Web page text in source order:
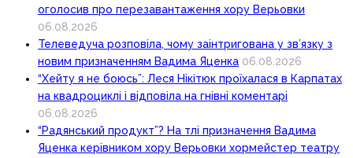
оголосив про перезавантаження хору Верьовки
06.08.2026
Телеведуча розповіла, чому заінтригована у зв’язку з
новим призначенням Вадима Яценка 06.08.2026
“Хейту я не боюсь”: Леся Нікітюк проїхалася в Карпатах
на квадроциклі і відповіла на гнівні коментарі
06.08.2026
“Радянський продукт”? На тлі призначення Вадима
Яценка керівником хору Верьовки хормейстер театру